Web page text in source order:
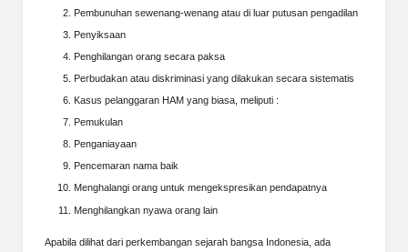
Pembunuhan sewenang-wenang atau di luar putusan pengadilan
Penyiksaan
Penghilangan orang secara paksa
Perbudakan atau diskriminasi yang dilakukan secara sistematis
Kasus pelanggaran HAM yang biasa, meliputi :
Pemukulan
Penganiayaan
Pencemaran nama baik
Menghalangi orang untuk mengekspresikan pendapatnya
Menghilangkan nyawa orang lain
Apabila dilihat dari perkembangan sejarah bangsa Indonesia, ada